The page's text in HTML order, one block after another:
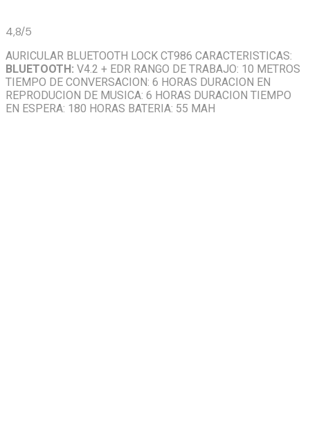
4,8/5
AURICULAR BLUETOOTH LOCK CT986 CARACTERISTICAS:
BLUETOOTH: V4.2 + EDR RANGO DE TRABAJO: 10 METROS
TIEMPO DE CONVERSACION: 6 HORAS DURACION EN
REPRODUCION DE MUSICA: 6 HORAS DURACION TIEMPO
EN ESPERA: 180 HORAS BATERIA: 55 MAH